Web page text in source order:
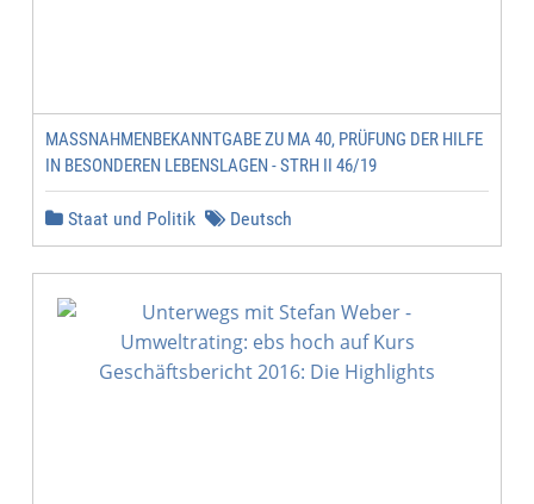
MASSNAHMENBEKANNTGABE ZU MA 40, PRÜFUNG DER HILFE I
N BESONDEREN LEBENSLAGEN - STRH II 46/19
Staat und Politik Deutsch